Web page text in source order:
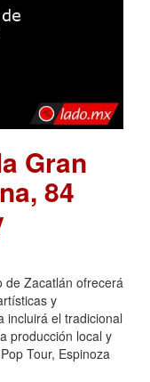
Gran
84
de Zacatlán ofrecerá
y
incluirá el tradicional
producción local y
Tour, Espinoza